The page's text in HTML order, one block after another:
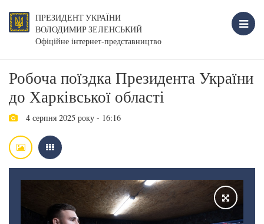
ПРЕЗИДЕНТ УКРАЇНИ
ВОЛОДИМИР ЗЕЛЕНСЬКИЙ
Офіційне інтернет-представництво
Робоча поїздка Президента України
до Харківської області
4 серпня 2025 року - 16:16